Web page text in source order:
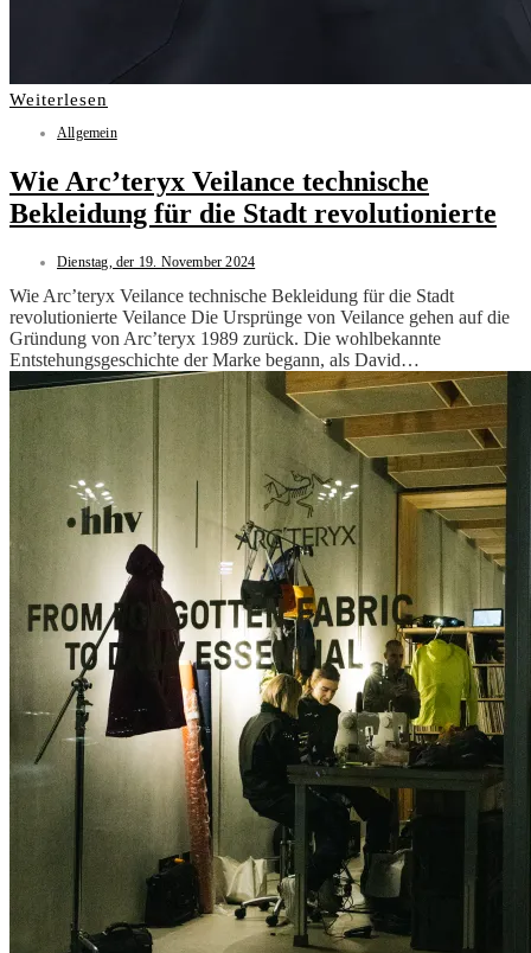
Weiterlesen
Allgemein
Wie Arc’teryx Veilance technische
Bekleidung für die Stadt revolutionierte
Dienstag, der 19. November 2024
Wie Arc’teryx Veilance technische Bekleidung für die Stadt
revolutionierte Veilance Die Ursprünge von Veilance gehen auf die
Gründung von Arc’teryx 1989 zurück. Die wohlbekannte
Entstehungsgeschichte der Marke begann, als David…